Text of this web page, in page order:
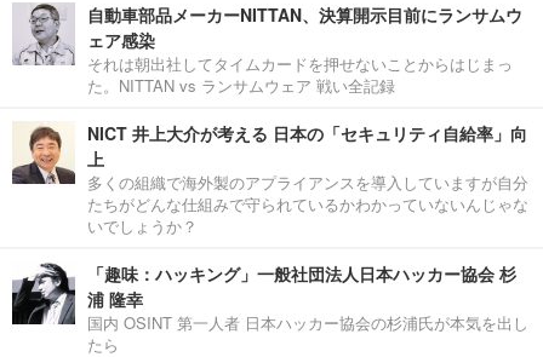
自動車部品メーカーNITTAN、決算開示目前にランサムウ
ェア感染
それは朝出社してタイムカードを押せないことからはじまっ
た。NITTAN vs ランサムウェア 戦い全記録
NICT 井上大介が考える 日本の「セキュリティ自給率」向
上
多くの組織で海外製のアプライアンスを導入していますが自分
たちがどんな仕組みで守られているかわかっていないんじゃな
いでしょうか？
「趣味：ハッキング」一般社団法人日本ハッカー協会 杉
浦 隆幸
国内 OSINT 第一人者 日本ハッカー協会の杉浦氏が本気を出し
たら